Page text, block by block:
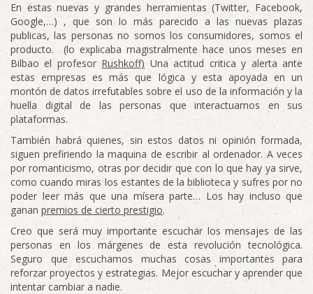
En estas nuevas y grandes herramientas (Twitter, Facebook,
Google,…) , que son lo más parecido a las nuevas plazas
publicas, las personas no somos los consumidores, somos el
producto. (lo explicaba magistralmente hace unos meses en
Bilbao el profesor Rushkoff) Una actitud critica y alerta ante
estas empresas es más que lógica y esta apoyada en un
montón de datos irrefutables sobre el uso de la información y la
huella digital de las personas que interactuamos en sus
plataformas.
También habrá quienes, sin estos datos ni opinión formada,
siguen prefiriendo la maquina de escribir al ordenador. A veces
por romanticismo, otras por decidir que con lo que hay ya sirve,
como cuando miras los estantes de la biblioteca y sufres por no
poder leer más que una mísera parte… Los hay incluso que
ganan premios de cierto prestigio.
Creo que será muy importante escuchar los mensajes de las
personas en los márgenes de esta revolución tecnológica.
Seguro que escuchamos muchas cosas importantes para
reforzar proyectos y estrategias. Mejor escuchar y aprender que
intentar cambiar a nadie.